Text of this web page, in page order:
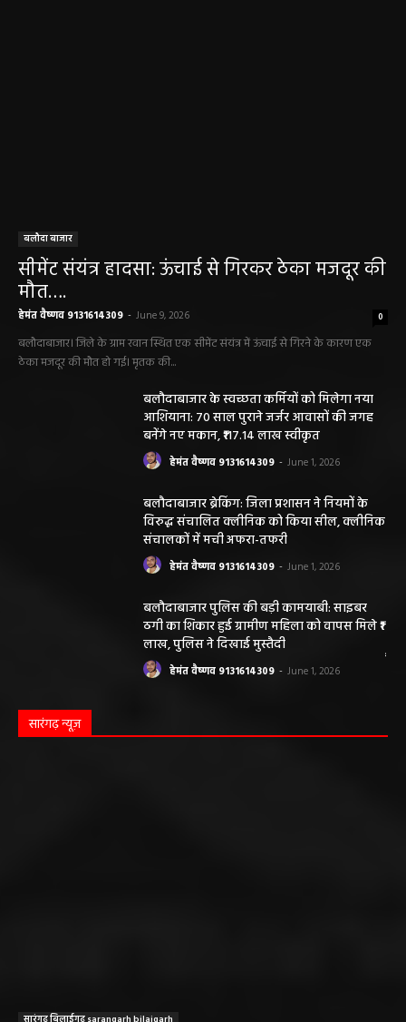
बलौदा बाजार
सीमेंट संयंत्र हादसा: ऊंचाई से गिरकर ठेका मजदूर की
मौत….
हेमंत वैष्णव 9131614309 - June 9, 2026 0
बलौदाबाजार। जिले के ग्राम रवान स्थित एक सीमेंट संयंत्र में ऊंचाई से गिरने के कारण एक
ठेका मजदूर की मौत हो गई। मृतक की...
बलौदाबाजार के स्वच्छता कर्मियों को मिलेगा नया
आशियाना: 70 साल पुराने जर्जर आवासों की जगह
बनेंगे नए मकान, ₹117.14 लाख स्वीकृत
हेमंत वैष्णव 9131614309 - June 1, 2026
बलौदाबाजार ब्रेकिंग: जिला प्रशासन ने नियमों के
विरुद्ध संचालित क्लीनिक को किया सील, क्लीनिक
संचालकों में मची अफरा-तफरी
हेमंत वैष्णव 9131614309 - June 1, 2026
बलौदाबाजार पुलिस की बड़ी कामयाबी: साइबर
ठगी का शिकार हुई ग्रामीण महिला को वापस मिले ₹1
लाख, पुलिस ने दिखाई मुस्तैदी
हेमंत वैष्णव 9131614309 - June 1, 2026
सारंगढ़ न्यूज़
सारंगढ़ बिलाईगढ़ sarangarh bilaigarh